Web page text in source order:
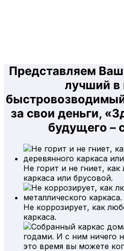
Представляем
лучший в
за свои деньги,
будущего –
Не горит и не гниет,
каркаса или брусовой.
Не коррозирует, как
каркаса.